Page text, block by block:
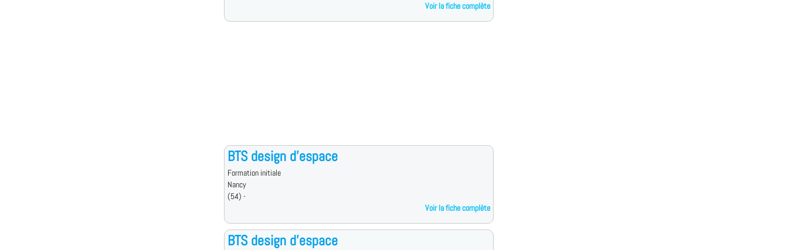
Voir la fiche complète
BTS design d'espace
Formation initiale
Nancy
(54) -
Voir la fiche complète
BTS design d'espace